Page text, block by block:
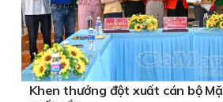
Khen thưởng đột xuất cán bộ